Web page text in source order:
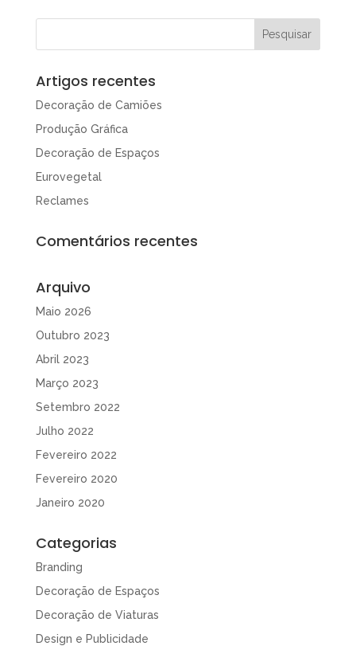
Artigos recentes
Decoração de Camiões
Produção Gráfica
Decoração de Espaços
Eurovegetal
Reclames
Comentários recentes
Arquivo
Maio 2026
Outubro 2023
Abril 2023
Março 2023
Setembro 2022
Julho 2022
Fevereiro 2022
Fevereiro 2020
Janeiro 2020
Categorias
Branding
Decoração de Espaços
Decoração de Viaturas
Design e Publicidade